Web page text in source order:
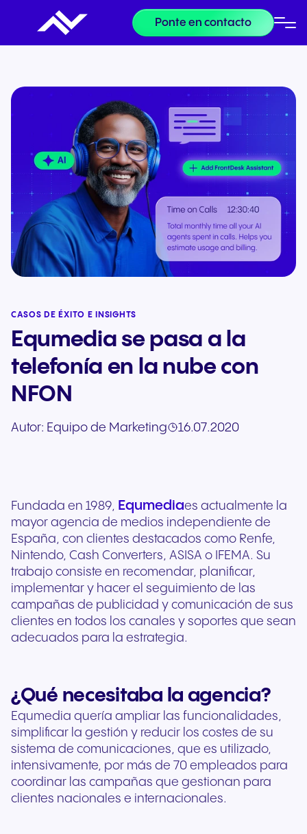
Ponte en contacto
CASOS DE ÉXITO E INSIGHTS
Equmedia se pasa a la
telefonía en la nube con
NFON
Autor: Equipo de Marketing 16.07.2020
Fundada en 1989, Equmediaes actualmente la
mayor agencia de medios independiente de
España, con clientes destacados como Renfe,
Nintendo, Cash Converters, ASISA o IFEMA. Su
trabajo consiste en recomendar, planificar,
implementar y hacer el seguimiento de las
campañas de publicidad y comunicación de sus
clientes en todos los canales y soportes que sean
adecuados para la estrategia.
¿Qué necesitaba la agencia?
Equmedia quería ampliar las funcionalidades,
simplificar la gestión y reducir los costes de su
sistema de comunicaciones, que es utilizado,
intensivamente, por más de 70 empleados para
coordinar las campañas que gestionan para
clientes nacionales e internacionales.